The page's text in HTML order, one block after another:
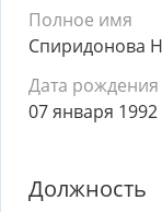
Полное имя
Спиридонова
Дата рождения
07 января 1992
Должность